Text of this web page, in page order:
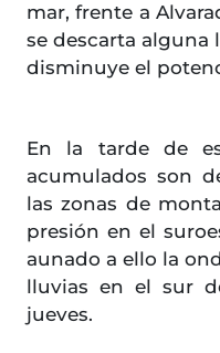
mar, frente a
se descarta alguna
disminuye el
En la tarde de
acumulados son
las zonas de
presión en el
aunado a ello la
lluvias en el sur
jueves.